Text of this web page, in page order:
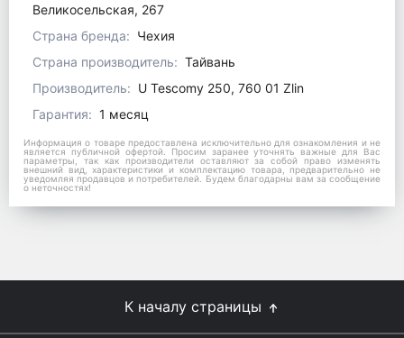
Великосельская, 267
Страна бренда: Чехия
Страна производитель: Тайвань
Производитель: U Tescomy 250, 760 01 Zlin
Гарантия: 1 месяц
Информация о товаре предоставлена исключительно для ознакомления и не
является публичной офертой. Просим заранее уточнять важные для Вас
параметры, так как производители оставляют за собой право изменять
внешний вид, характеристики и комплектацию товара, предварительно не
уведомляя продавцов и потребителей. Будем благодарны вам за сообщение
о неточностях!
К началу страницы